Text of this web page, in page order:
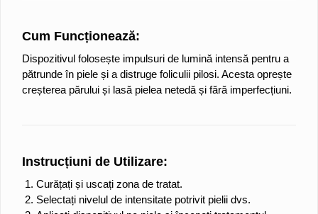
Cum Funcționează:
Dispozitivul folosește impulsuri de lumină intensă pentru a
pătrunde în piele și a distruge foliculii pilosi. Acesta oprește
creșterea părului și lasă pielea netedă și fără imperfecțiuni.
Instrucțiuni de Utilizare:
Curățați și uscați zona de tratat.
Selectați nivelul de intensitate potrivit pielii dvs.